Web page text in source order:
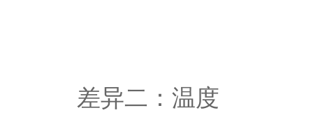
差异二：温度